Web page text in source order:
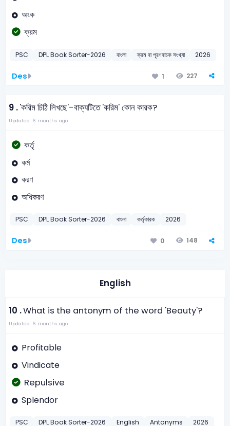
অংক
ক্রম
PSC DPL Book Sorter-2026 বাংলা ক্রম বা পূরণবাচক সংখ্যা 2026
Des 1 227
9 .'করিম চিঠি লিখছে'-বাক্যটিতে 'করিম' কোন কারক?
Updated: 6 months ago
কর্তৃ
কর্ম
করণ
অধিকরণ
PSC DPL Book Sorter-2026 বাংলা কর্তৃকারক 2026
Des 0 148
English
10 .What is the antonym of the word 'Beauty'?
Updated: 6 months ago
Profitable
Vindicate
Repulsive
Splendor
PSC DPL Book Sorter-2026 English Antonyms 2026